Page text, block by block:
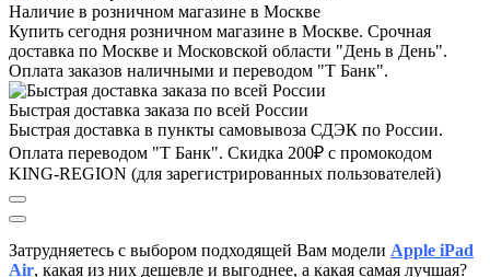
Наличие в розничном магазине в Москве
Купить сегодня розничном магазине в Москве. Срочная
доставка по Москве и Московской области "День в День".
Оплата заказов наличными и переводом "Т Банк".
Быстрая доставка заказа по всей России
Быстрая доставка в пункты самовывоза СДЭК по России.
Оплата переводом "Т Банк". Скидка 200₽ с промокодом
KING-REGION (для зарегистрированных пользователей)
Затрудняетесь с выбором подходящей Вам модели Apple iPad
Air, какая из них дешевле и выгоднее, а какая самая лучшая?